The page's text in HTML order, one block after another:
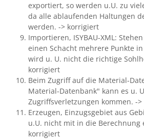
exportiert, so werden u.U. zu
da alle ablaufenden Haltungen
werden. -> korrigiert
Importieren, ISYBAU-XML:
einen Schacht mehrere Punkte
wird u. U. nicht die richtige
korrigiert
Beim Zugriff auf die Material-
Material-Datenbank" kann es u.
Zugriffsverletzungen kommen. -
Erzeugen, Einzugsgebiet aus
u.U. nicht mit in die Berechnung
korrigiert